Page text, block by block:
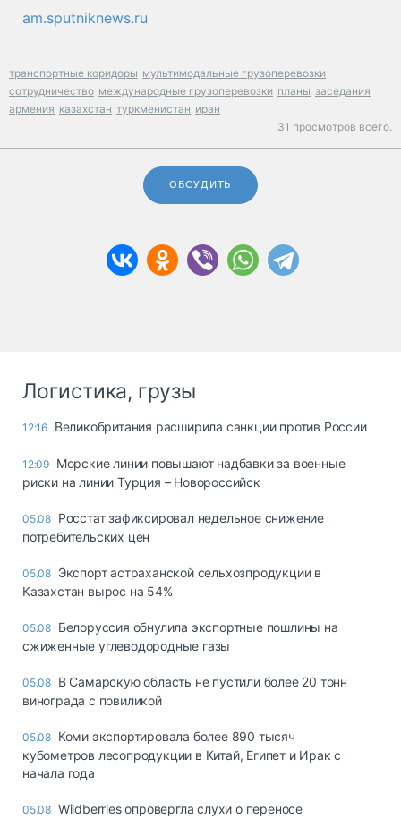
am.sputniknews.ru
транспортные коридоры мультимодальные грузоперевозки
сотрудничество международные грузоперевозки планы заседания
армения казахстан туркменистан иран
31 просмотров всего.
ОБСУДИТЬ
Логистика, грузы
12:16 Великобритания расширила санкции против России
12:09 Морские линии повышают надбавки за военные
риски на линии Турция – Новороссийск
05.08 Росстат зафиксировал недельное снижение
потребительских цен
05.08 Экспорт астраханской сельхозпродукции в
Казахстан вырос на 54%
05.08 Белоруссия обнулила экспортные пошлины на
сжиженные углеводородные газы
05.08 В Самарскую область не пустили более 20 тонн
винограда с повиликой
05.08 Коми экспортировала более 890 тысяч
кубометров лесопродукции в Китай, Египет и Ирак с
начала года
05.08 Wildberries опровергла слухи о переносе